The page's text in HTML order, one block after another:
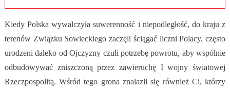
Kiedy Polska wywalczyła suwerenność i niepodległość, do kraju z
terenów Związku Sowieckiego zaczęli ściągać liczni Polacy, często
urodzeni daleko od Ojczyzny czuli potrzebę powrotu, aby wspólnie
odbudowywać zniszczoną przez zawieruchę I wojny światowej
Rzeczpospolitą. Wśród tego grona znalazli się również Ci, którzy